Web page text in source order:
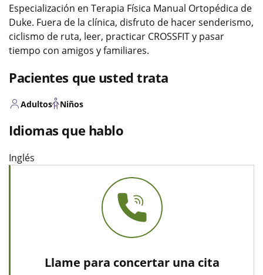
Especialización en Terapia Física Manual Ortopédica de
Duke. Fuera de la clínica, disfruto de hacer senderismo,
ciclismo de ruta, leer, practicar CROSSFIT y pasar
tiempo con amigos y familiares.
Pacientes que usted trata
Adultos Niños
Idiomas que hablo
Inglés
Llame para concertar una cita